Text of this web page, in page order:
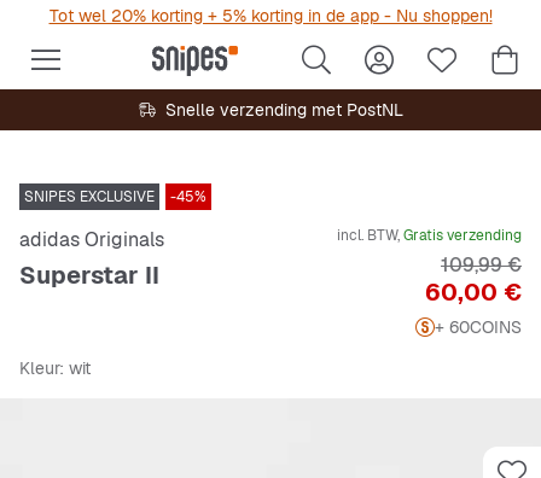
Tot wel 20% korting + 5% korting in de app - Nu shoppen!
Snelle verzending met PostNL
SNIPES EXCLUSIVE -45%
adidas Originals
Superstar II
incl. BTW,Gratis verzending
Prijs
60,00 €
Originele
109,99 €
+ 60COINS
Kleur: wit